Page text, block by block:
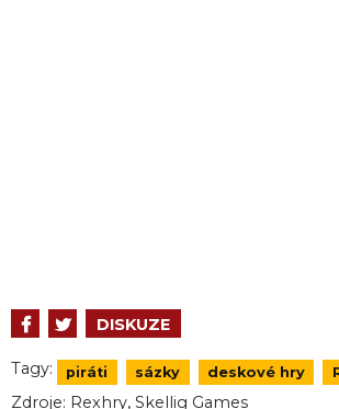
DISKUZE
Tagy: piráti sázky deskové hry
Zdroje: Rexhry, Skellig Games